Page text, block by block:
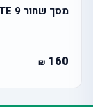
מסך שחור Xiaomi Redmi NOTE 9
160